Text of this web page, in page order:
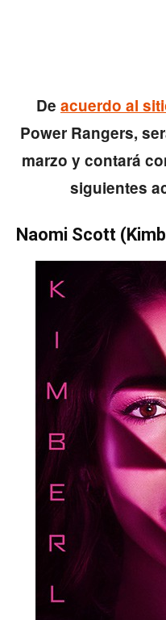
De acuerdo al
Power Rangers,
marzo y contará
siguientes
Naomi Scott